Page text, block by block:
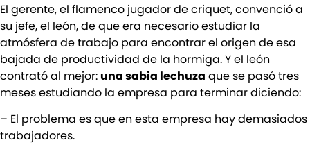
El gerente, el flamenco jugador de criquet, convenció a
su jefe, el león, de que era necesario estudiar la
atmósfera de trabajo para encontrar el origen de esa
bajada de productividad de la hormiga. Y el león
contrató al mejor:una sabia lechuza que se pasó tres
meses estudiando la empresa para terminar diciendo:
– El problema es que en esta empresa hay demasiados
trabajadores.